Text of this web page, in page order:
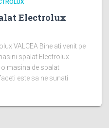
Electrolux
VALCEA Bine ati venit pe
spalat Electrolux
o masina de spalat
este sa ne sunati